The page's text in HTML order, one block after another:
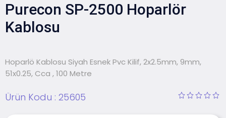
Purecon SP-2500 Hoparlör
Kablosu
Hoparlö Kablosu Siyah Esnek Pvc Kilif, 2x2.5mm, 9mm,
51x0.25, Cca , 100 Metre
Ürün Kodu : 25605